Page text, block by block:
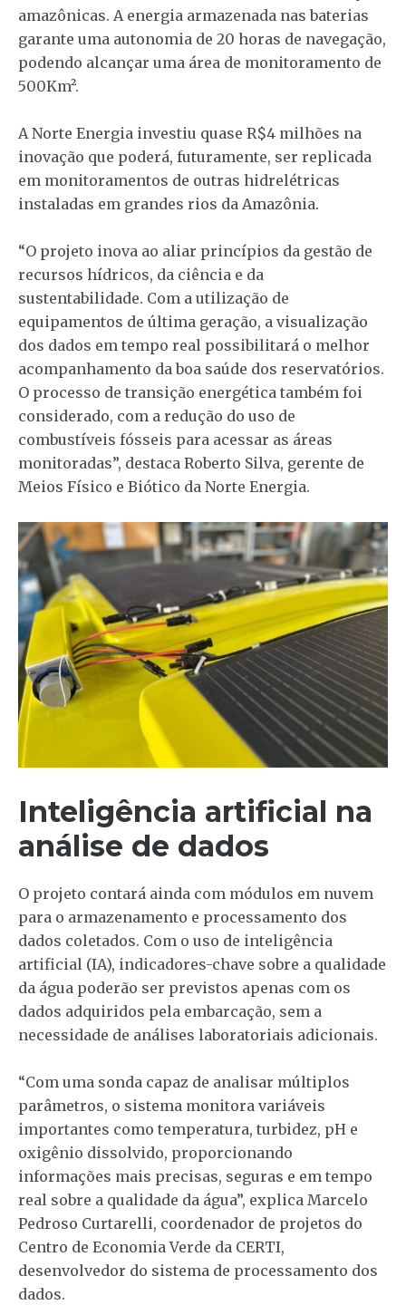
amazônicas. A energia armazenada nas baterias
garante uma autonomia de 20 horas de navegação,
podendo alcançar uma área de monitoramento de
500Km².
A Norte Energia investiu quase R$4 milhões na
inovação que poderá, futuramente, ser replicada
em monitoramentos de outras hidrelétricas
instaladas em grandes rios da Amazônia.
“O projeto inova ao aliar princípios da gestão de
recursos hídricos, da ciência e da
sustentabilidade. Com a utilização de
equipamentos de última geração, a visualização
dos dados em tempo real possibilitará o melhor
acompanhamento da boa saúde dos reservatórios.
O processo de transição energética também foi
considerado, com a redução do uso de
combustíveis fósseis para acessar as áreas
monitoradas”, destaca Roberto Silva, gerente de
Meios Físico e Biótico da Norte Energia.
Inteligência artificial na
análise de dados
O projeto contará ainda com módulos em nuvem
para o armazenamento e processamento dos
dados coletados. Com o uso de inteligência
artificial (IA), indicadores-chave sobre a qualidade
da água poderão ser previstos apenas com os
dados adquiridos pela embarcação, sem a
necessidade de análises laboratoriais adicionais.
“Com uma sonda capaz de analisar múltiplos
parâmetros, o sistema monitora variáveis
importantes como temperatura, turbidez, pH e
oxigênio dissolvido, proporcionando
informações mais precisas, seguras e em tempo
real sobre a qualidade da água”, explica Marcelo
Pedroso Curtarelli, coordenador de projetos do
Centro de Economia Verde da CERTI,
desenvolvedor do sistema de processamento dos
dados.